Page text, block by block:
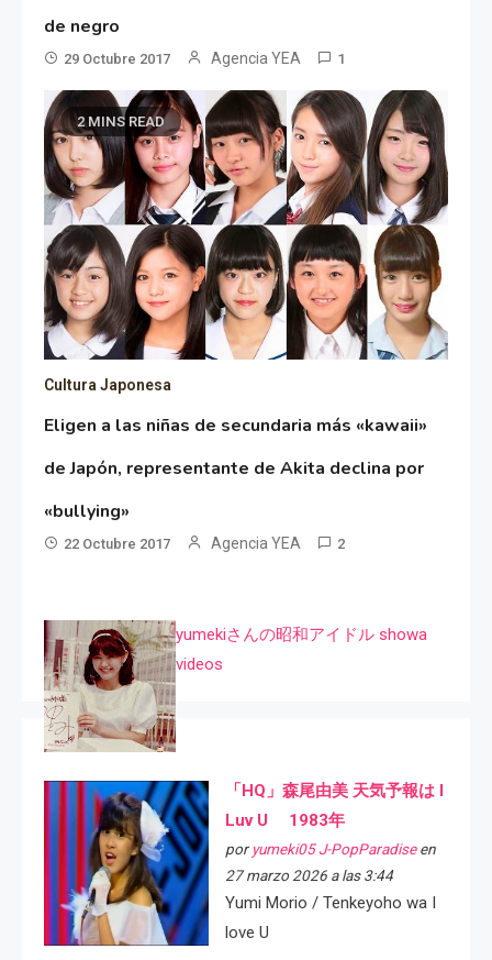
de negro
29 Octubre 2017 Agencia YEA 1
2 MINS READ
Cultura Japonesa
Eligen a las niñas de secundaria más «kawaii»
de Japón, representante de Akita declina por
«bullying»
22 Octubre 2017 Agencia YEA 2
yumekiさんの昭和アイドル showa
videos
「HQ」森尾由美 天気予報は I
Luv U 1983年
por yumeki05 J-PopParadiseen
27 marzo 2026 a las 3:44
Yumi Morio / Tenkeyoho wa I
love U